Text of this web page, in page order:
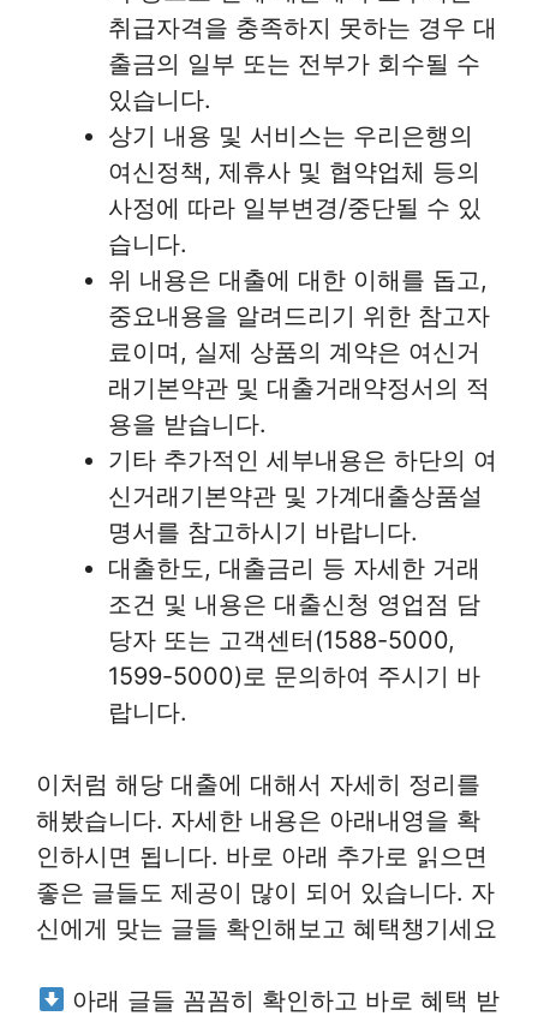
취급자격을 충족하지 못하는 경우 대
출금의 일부 또는 전부가 회수될 수
있습니다.
상기 내용 및 서비스는 우리은행의
여신정책, 제휴사 및 협약업체 등의
사정에 따라 일부변경/중단될 수 있
습니다.
위 내용은 대출에 대한 이해를 돕고,
중요내용을 알려드리기 위한 참고자
료이며, 실제 상품의 계약은 여신거
래기본약관 및 대출거래약정서의 적
용을 받습니다.
기타 추가적인 세부내용은 하단의 여
신거래기본약관 및 가계대출상품설
명서를 참고하시기 바랍니다.
대출한도, 대출금리 등 자세한 거래
조건 및 내용은 대출신청 영업점 담
당자 또는 고객센터(1588-5000,
1599-5000)로 문의하여 주시기 바
랍니다.
이처럼 해당 대출에 대해서 자세히 정리를
해봤습니다. 자세한 내용은 아래내영을 확
인하시면 됩니다. 바로 아래 추가로 읽으면
좋은 글들도 제공이 많이 되어 있습니다. 자
신에게 맞는 글들 확인해보고 혜택챙기세요
아래 글들 꼼꼼히 확인하고 바로 혜택 받